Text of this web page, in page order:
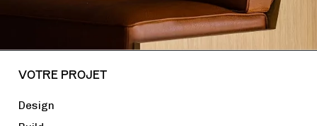
VOTRE PROJET
Design